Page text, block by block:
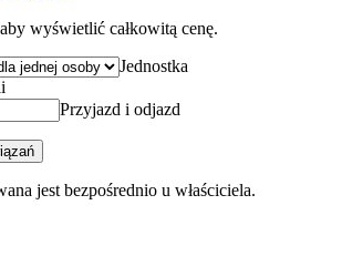
wyświetlić całkowitą cenę.
Jednostka
Przyjazd i odjazd
jest bezpośrednio u właściciela.